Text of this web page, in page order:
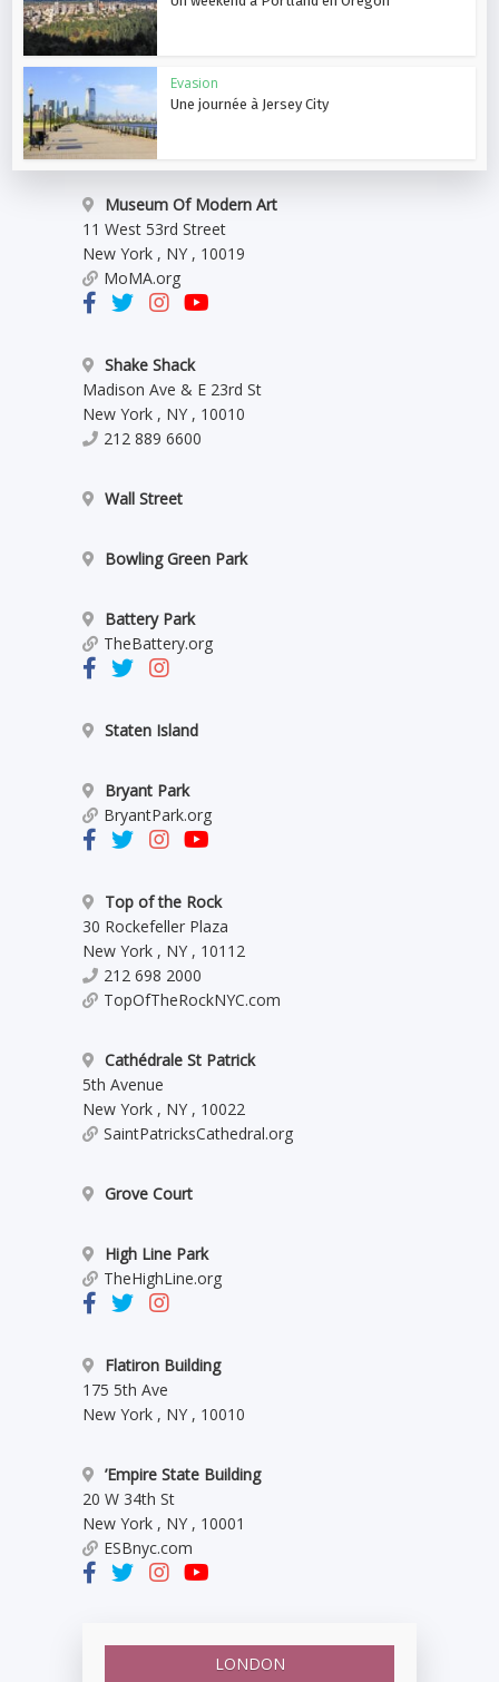
Evasion
Une journée à Jersey City
Museum Of Modern Art
11 West 53rd Street
New York , NY , 10019
MoMA.org
Shake Shack
Madison Ave & E 23rd St
New York , NY , 10010
212 889 6600
Wall Street
Bowling Green Park
Battery Park
TheBattery.org
Staten Island
Bryant Park
BryantPark.org
Top of the Rock
30 Rockefeller Plaza
New York , NY , 10112
212 698 2000
TopOfTheRockNYC.com
Cathédrale St Patrick
5th Avenue
New York , NY , 10022
SaintPatricksCathedral.org
Grove Court
High Line Park
TheHighLine.org
Flatiron Building
175 5th Ave
New York , NY , 10010
’Empire State Building
20 W 34th St
New York , NY , 10001
ESBnyc.com
LONDON